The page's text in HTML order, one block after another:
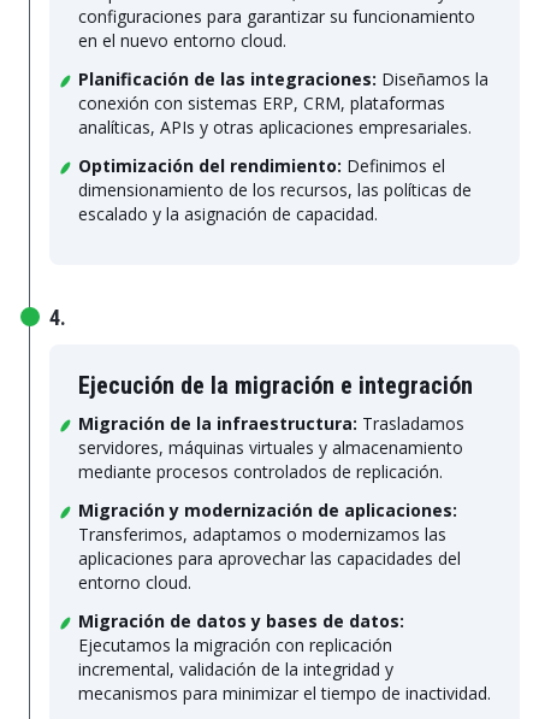
configuraciones para garantizar su funcionamiento
en el nuevo entorno cloud.
Planificación de las integraciones: Diseñamos la
conexión con sistemas ERP, CRM, plataformas
analíticas, APIs y otras aplicaciones empresariales.
Optimización del rendimiento: Definimos el
dimensionamiento de los recursos, las políticas de
escalado y la asignación de capacidad.
Ejecución de la migración e integración
Migración de la infraestructura: Trasladamos
servidores, máquinas virtuales y almacenamiento
mediante procesos controlados de replicación.
Migración y modernización de aplicaciones:
Transferimos, adaptamos o modernizamos las
aplicaciones para aprovechar las capacidades del
entorno cloud.
Migración de datos y bases de datos:
Ejecutamos la migración con replicación
incremental, validación de la integridad y
mecanismos para minimizar el tiempo de inactividad.
4.